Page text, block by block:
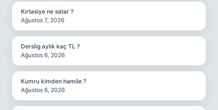
Kırtasiye ne satar ?
Ağustos 7, 2026
Derslig aylık kaç TL ?
Ağustos 6, 2026
Kumru kimden hamile ?
Ağustos 6, 2026